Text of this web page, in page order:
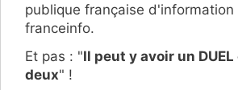
publique française d'information
franceinfo.
Et pas : "Il peut y avoir un
deux" !